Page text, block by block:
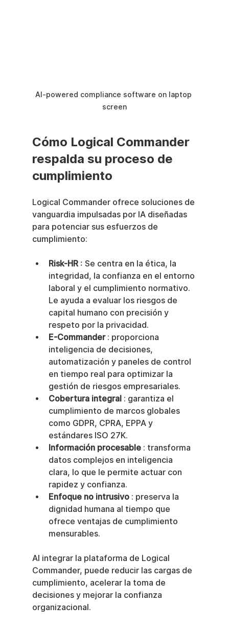
AI-powered compliance software on laptop
screen
Cómo Logical Commander
respalda su proceso de
cumplimiento
Logical Commander ofrece soluciones de
vanguardia impulsadas por IA diseñadas
para potenciar sus esfuerzos de
cumplimiento:
Risk-HR : Se centra en la ética, la
integridad, la confianza en el entorno
laboral y el cumplimiento normativo.
Le ayuda a evaluar los riesgos de
capital humano con precisión y
respeto por la privacidad.
E-Commander : proporciona
inteligencia de decisiones,
automatización y paneles de control
en tiempo real para optimizar la
gestión de riesgos empresariales.
Cobertura integral : garantiza el
cumplimiento de marcos globales
como GDPR, CPRA, EPPA y
estándares ISO 27K.
Información procesable : transforma
datos complejos en inteligencia
clara, lo que le permite actuar con
rapidez y confianza.
Enfoque no intrusivo : preserva la
dignidad humana al tiempo que
ofrece ventajas de cumplimiento
mensurables.
Al integrar la plataforma de Logical
Commander, puede reducir las cargas de
cumplimiento, acelerar la toma de
decisiones y mejorar la confianza
organizacional.